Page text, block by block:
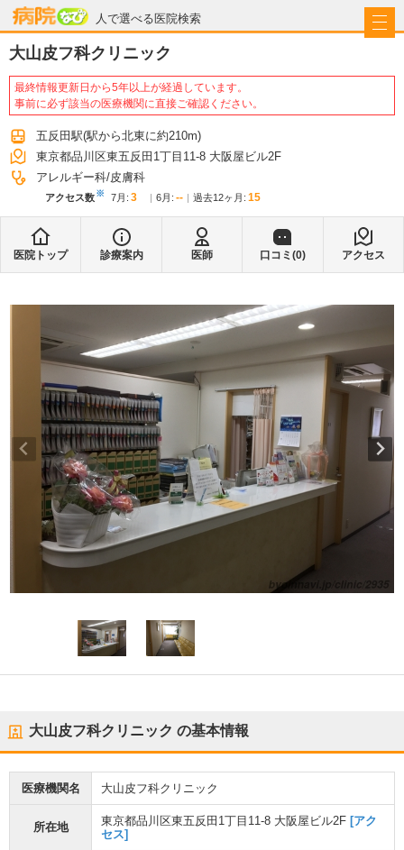
人で選べる医院検索
病院なび
大山皮フ科クリニック
最終情報更新日から5年以上が経過しています。
事前に必ず該当の医療機関に直接ご確認ください。
五反田駅(駅から北東に約210m)
東京都品川区東五反田1丁目11-8 大阪屋ビル2F
アレルギー科 皮膚科
アクセス数※ 7月 : 3 6月 : -- 過去12ヶ月: 15
医院トップ 診療案内 医師 口コミ(0) アクセス
大山皮フ科クリニック の基本情報
医療機関名 大山皮フ科クリニック
所在地 東京都品川区東五反田1丁目11-8 大阪屋ビル2F [アク
セス]